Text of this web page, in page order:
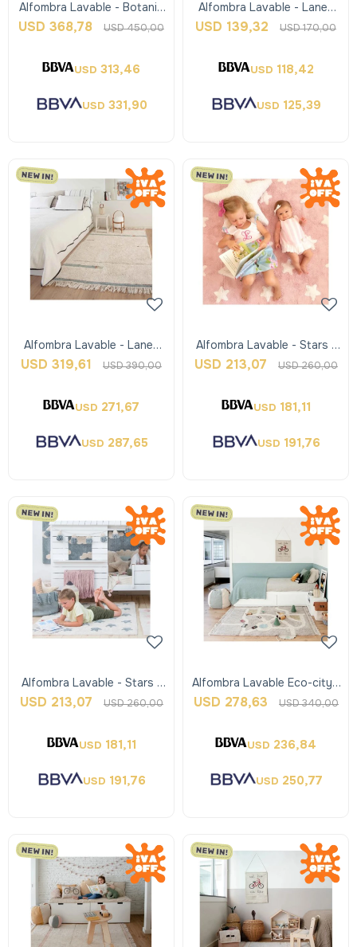
Alfombra Lavable - Botanic
Fantasy - Lorena Canals
USD 368,78 USD450,00
USD 313,46
USD 331,90
Alfombra Lavable - Lanes
Vintage Nude Blue - Xs -
USD 139,32 USD170,00
USD 118,42
USD 125,39
Alfombra Lavable - Lanes
Vintage Nude Blue - M -
USD 319,61 USD390,00
USD 271,67
USD 287,65
Alfombra Lavable - Stars -
Rosa - Lorena Canals
USD 213,07 USD260,00
USD 181,11
USD 191,76
Alfombra Lavable - Stars -
Celeste - Lorena Canals
USD 213,07 USD260,00
USD 181,11
USD 191,76
Alfombra Lavable Eco-city -
Lorena Canals
USD 278,63 USD340,00
USD 236,84
USD 250,77